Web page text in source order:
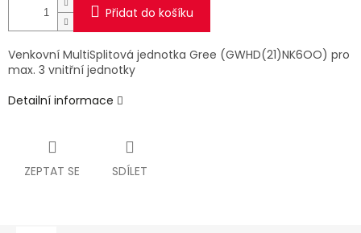
Přidat do košíku
Venkovní MultiSplitová jednotka Gree (GWHD(21)NK6OO) pro
max. 3 vnitřní jednotky
Detailní informace
ZEPTAT SE SDÍLET